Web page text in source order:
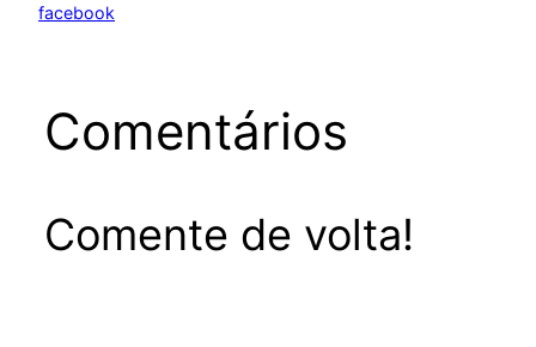
facebook
Comentários
Comente de volta!